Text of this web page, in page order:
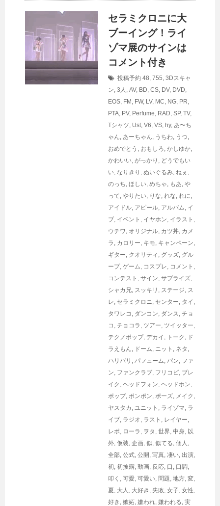
セラミクロニに大
ブーイング！ライ
ゾマ展のサインは
コメント付き
投稿予約 48, 755, 3Dスキャ
ン, 3人 , AV, BD, CS, DV, DVD,
EOS, FM , FW, LV, MC, NG, PR,
PTA, PV, Perfume, RAD, SP, TV,
Tシャツ, Ust, V6, VS, hy, あ〜ち
ゃん, あーちゃん, うちわ, うつ,
おめでとう , おもしろ, かしゆか,
かわいい, がっかり , どうでもい
い, なりきり , ぬいぐるみ, ねぇ ,
のっち, ほしい, めちゃ, もあ, や
って, やりたい, りな, れな, れに,
アイドル, アピール, アルバム, イ
ブ, イベント , イヤホン, イラスト ,
ウチワ, オリジナル, カツ丼, カメ
ラ , カロリー, キモ, キャンペーン,
ギター, クオリティ , グッズ, グル
ープ, ゲーム, コスプレ, コメント ,
コンテスト , サイン, サプライズ,
シャカ兄, スッキリ , ステージ, ス
レ, セラミクロニ, センター, タイ ,
タワレコ , ダンコン, ダンス, チョ
コ , チョコラ , ツアー, ツイッター,
テクノポップ, デカイ , トーク , ド
ラえもん, ドーム, ニット , ネタ ,
ハリバリ , パフューム, パン, ファ
ン, ファンクラブ, フリコピ, ブレ
イク , ヘッドフォン, ヘッドホン,
ポップ, ポンポン, ポーズ, メイク ,
ヤスタカ , ユニット , ライゾマ, ラ
イブ, ラジオ, ラスト , レイヤー,
レポ, ローラ , ヲタ , 世界, 中身, 以
外, 仮装, 企画, 似, 似てる, 個人 ,
全部, 公式, 公開 , 写真, 凄い, 出演,
初, 初披露, 動画, 反応, 口 , 口調 ,
叩く , 可愛, 可愛い, 問題, 地方, 変,
夏, 大人 , 大好き , 失敗, 女子, 女性,
好き , 嫉妬, 嫌われ, 嫌われる, 実